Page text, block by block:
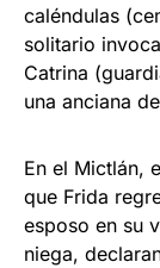
caléndulas
solitario
Catrina
una anciana
En el Mictlán,
que Frida
esposo en su
niega,